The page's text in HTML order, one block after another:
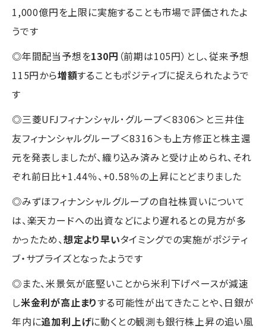
1,000億円を上限に実施することも市場で評価されたよ
うです
◎年間配当予想を130円 （前期は105円）とし、従来予想
115円から増額することもポジティブに捉えられたようで
す
◎三菱UFJフィナンシャル･グループ＜8306＞と三井住
友フィナンシャルグループ＜8316＞も上方修正と株主還
元を発表しましたが、織り込み済みと受け止められ、それ
ぞれ前日比+1.44％、+0.58％の上昇にとどまりました
◎みずほフィナンシャルグループの自社株買いについて
は、楽天カードへの出資などにより遅れるとの見方が多
かったため、想定より早いタイミングでの実施がポジティ
ブ・サプライズとなったようです
◎また、米景気が底堅いことから米利下げペースが減速
し米金利が高止まりする可能性が出てきたことや、日銀が
年内に追加利上げに動くとの観測も銀行株上昇の追い風